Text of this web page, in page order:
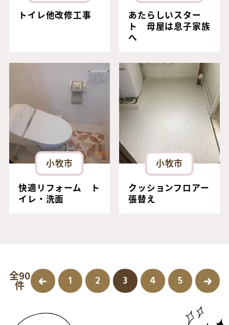
トイレ他改修工事
あたらしいスター
ト 母屋は息子家族
へ
小牧市
快適リフォーム ト
イレ・洗面
小牧市
クッションフロアー
張替え
全90
件 1 2 3 4 5